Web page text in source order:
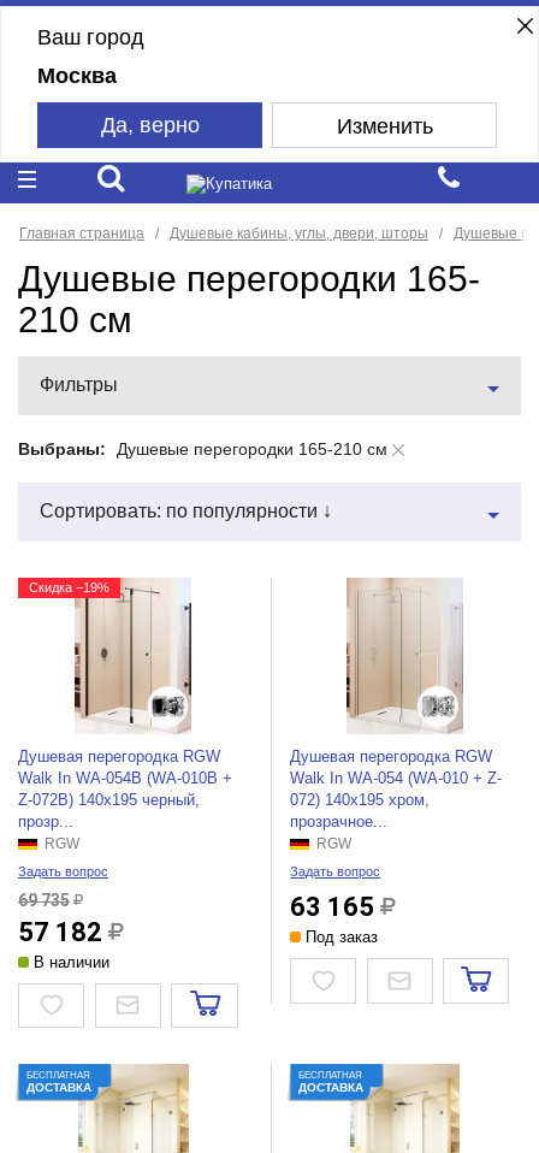
Ваш город
Москва
Да, верно Изменить
Главная страница Душевые кабины, углы, двери, шторы Душевые
Душевые перегородки 165-
210 см
Фильтры
Выбраны: Душевые перегородки 165-210 см
Сортировать: по популярности ↓
Скидка −19%
Душевая перегородка RGW
Walk In WA-054B (WA-010B +
Z-072B) 140x195 черный,
прозр...
RGW
Задать вопрос
69 735
57 182
В наличии
Душевая перегородка RGW
Walk In WA-054 (WA-010 + Z-
072) 140x195 хром,
прозрачное...
RGW
Задать вопрос
63 165
Под заказ
БЕСПЛАТНАЯ
ДОСТАВКА
БЕСПЛАТНАЯ
ДОСТАВКА